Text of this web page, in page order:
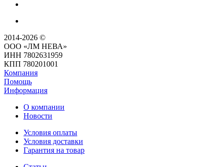
2014-2026 ©
ООО «ЛМ НЕВА»
ИНН 7802631959
КПП 780201001
Компания
Помощь
Информация
О компании
Новости
Условия оплаты
Условия доставки
Гарантия на товар